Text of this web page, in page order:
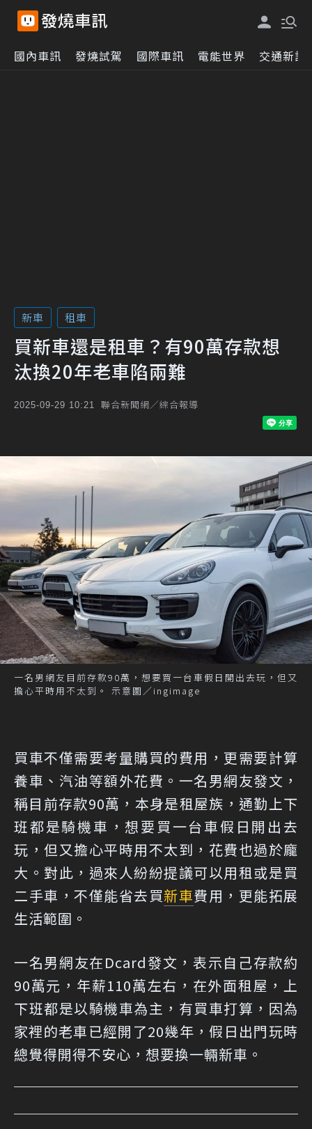
國內車訊 發燒試駕 國際車訊 電能世界 交通新訊
新車 租車
買新車還是租車？有90萬存款想
汰換20年老車陷兩難
2025-09-29 10:21 聯合新聞網／綜合報導
一名男網友目前存款90萬，想要買一台車假日開出去玩，但又
擔心平時用不太到。 示意圖／ingimage
買車不僅需要考量購買的費用，更需要計算
養車、汽油等額外花費。一名男網友發文，
稱目前存款90萬，本身是租屋族，通勤上下
班都是騎機車，想要買一台車假日開出去
玩，但又擔心平時用不太到，花費也過於龐
大。對此，過來人紛紛提議可以用租或是買
二手車，不僅能省去買新車費用，更能拓展
生活範圍。
一名男網友在Dcard發文 ，表示自己存款約
90萬元，年薪110萬左右，在外面租屋，上
下班都是以騎機車為主，有買車打算，因為
家裡的老車已經開了20幾年，假日出門玩時
總覺得開得不安心，想要換一輛新車。